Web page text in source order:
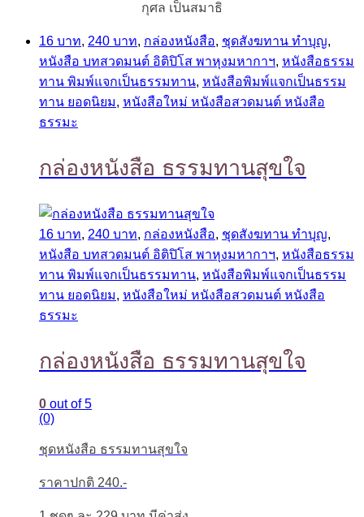
กุศล เป็นสมาธิ
16 บาท, 240 บาท, กล่องหนังสือ, ชุดสังฆทาน ทำบุญ,
หนังสือ บทสวดมนต์ อิติปิโส พาหุงมหากาฯ, หนังสือธรรม
ทาน พิมพ์แจกเป็นธรรมทาน, หนังสือพิมพ์แจกเป็นธรรม
ทาน ยอดนิยม, หนังสือใหม่ หนังสือสวดมนต์ หนังสือ
ธรรมะ
กล่องหนังสือ ธรรมทานสุขใจ
16 บาท, 240 บาท, กล่องหนังสือ, ชุดสังฆทาน ทำบุญ,
หนังสือ บทสวดมนต์ อิติปิโส พาหุงมหากาฯ, หนังสือธรรม
ทาน พิมพ์แจกเป็นธรรมทาน, หนังสือพิมพ์แจกเป็นธรรม
ทาน ยอดนิยม, หนังสือใหม่ หนังสือสวดมนต์ หนังสือ
ธรรมะ
กล่องหนังสือ ธรรมทานสุขใจ
0 out of 5
(0)
ชุดหนังสือ ธรรมทานสุขใจ
ราคาปกติ 240.-